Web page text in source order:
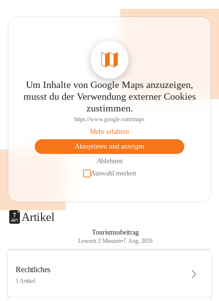
Um Inhalte von Google Maps anzuzeigen,
musst du der Verwendung externer Cookies
zustimmen.
https://www.google.com/maps
Mehr erfahren
Akzeptieren und anzeigen
Ablehnen
Auswahl merken
Artikel
Tourismusbeitrag
Lesezeit 2 Minuten•7. Aug. 2026
Rechtliches
1 Artikel